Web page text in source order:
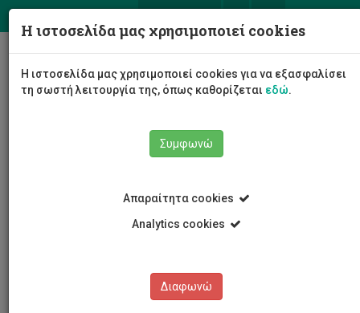
Η ιστοσελίδα μας χρησιμοποιεί cookies
Η ιστοσελίδα μας χρησιμοποιεί cookies για να εξασφαλίσει
τη σωστή λειτουργία της, όπως καθορίζεται εδώ.
Συμφωνώ
Απαραίτητα cookies
Analytics cookies
Διαφωνώ